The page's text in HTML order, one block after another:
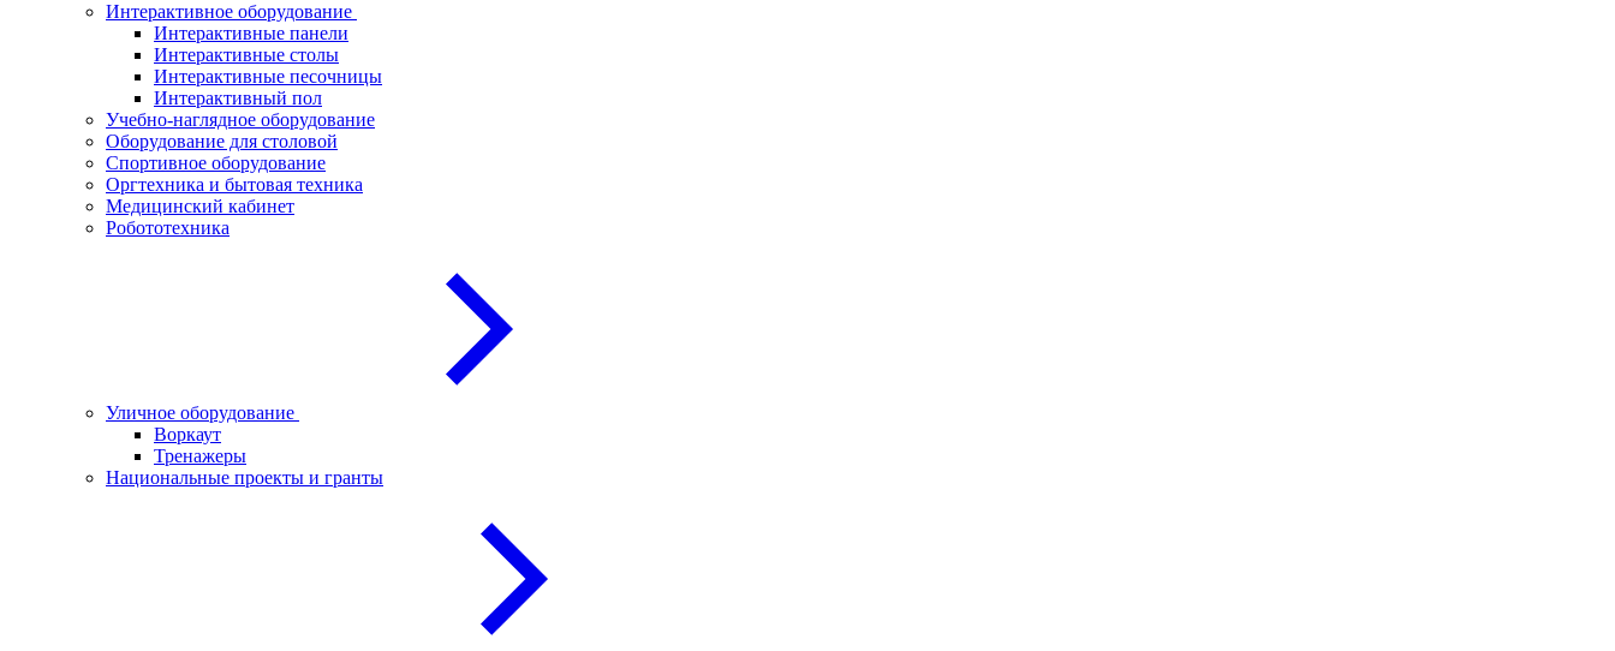
Интерактивное оборудование
Интерактивные панели
Интерактивные столы
Интерактивные песочницы
Интерактивный пол
Учебно-наглядное оборудование
Оборудование для столовой
Спортивное оборудование
Оргтехника и бытовая техника
Медицинский кабинет
Робототехника
Уличное оборудование
Воркаут
Тренажеры
Национальные проекты и гранты